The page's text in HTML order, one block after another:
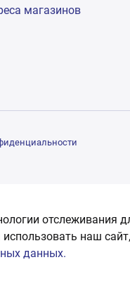
магазинов
отслеживания
наш
данных.